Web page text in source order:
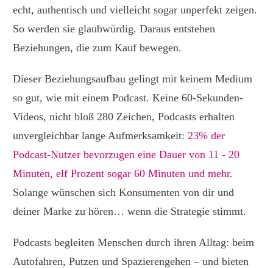
echt, authentisch und vielleicht sogar unperfekt zeigen.
So werden sie glaubwürdig. Daraus entstehen
Beziehungen, die zum Kauf bewegen.
Dieser Beziehungsaufbau gelingt mit keinem Medium
so gut, wie mit einem Podcast. Keine 60-Sekunden-
Videos, nicht bloß 280 Zeichen, Podcasts erhalten
unvergleichbar lange Aufmerksamkeit: 23% der
Podcast-Nutzer bevorzugen eine Dauer von 11 - 20
Minuten, elf Prozent sogar 60 Minuten und mehr.
Solange wünschen sich Konsumenten von dir und
deiner Marke zu hören… wenn die Strategie stimmt.
Podcasts begleiten Menschen durch ihren Alltag: beim
Autofahren, Putzen und Spazierengehen – und bieten